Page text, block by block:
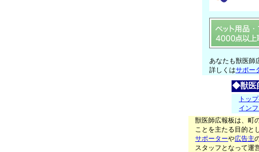
あなたも獣医師
詳しくはサポー
◆獣医
トッ
イン
獣医師広報板は、町
ことを主たる目的と
サポーターや広告主
スタッフとなって運